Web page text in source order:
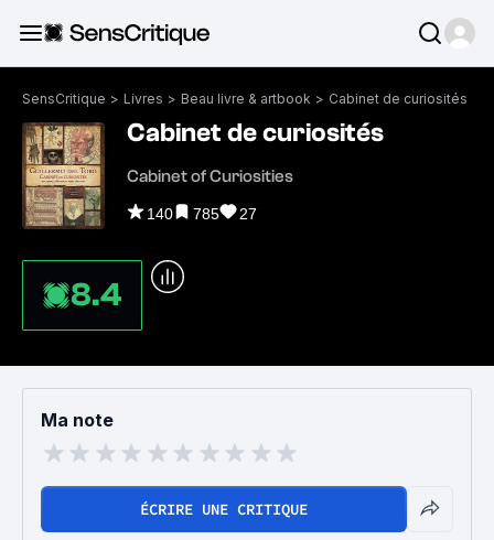
SensCritique > Livres > Beau livre & artbook > Cabinet de curiosités
Cabinet de curiosités
Cabinet of Curiosities
140 785 27
8.4
Ma note
ÉCRIRE UNE CRITIQUE